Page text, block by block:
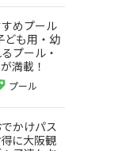
めプール
ども用・幼
プール・
満載！
プール
かけパス
に大阪観